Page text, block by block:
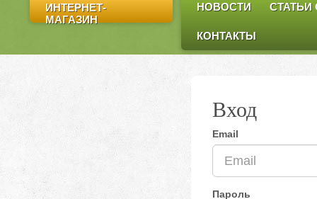
ИНТЕРНЕТ-
МАГАЗИН
НОВОСТИ СТАТЬИ
КОНТАКТЫ
Вход
Email
Пароль